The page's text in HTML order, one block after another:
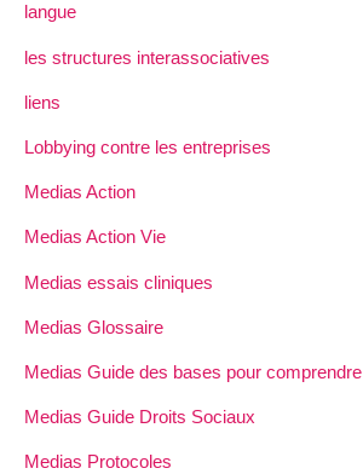
langue
les structures interassociatives
liens
Lobbying contre les entreprises
Medias Action
Medias Action Vie
Medias essais cliniques
Medias Glossaire
Medias Guide des bases pour comprendre
Medias Guide Droits Sociaux
Medias Protocoles